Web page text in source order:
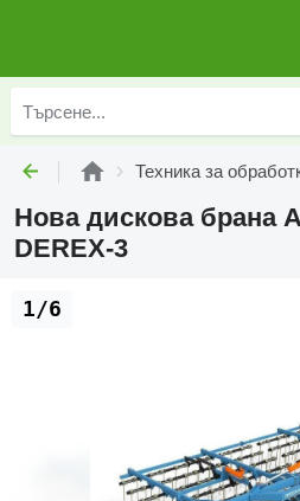
Техника за
Нова дискова брана
DEREX-3
1/6